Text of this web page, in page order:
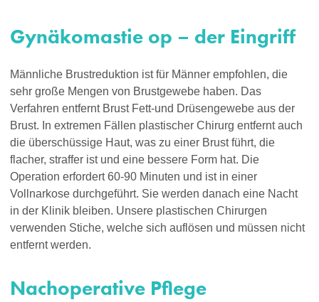
Gynäkomastie op – der Eingriff
Männliche Brustreduktion ist für Männer empfohlen, die
sehr große Mengen von Brustgewebe haben. Das
Verfahren entfernt Brust Fett-und Drüsengewebe aus der
Brust. In extremen Fällen plastischer Chirurg entfernt auch
die überschüssige Haut, was zu einer Brust führt, die
flacher, straffer ist und eine bessere Form hat. Die
Operation erfordert 60-90 Minuten und ist in einer
Vollnarkose durchgeführt. Sie werden danach eine Nacht
in der Klinik bleiben. Unsere plastischen Chirurgen
verwenden Stiche, welche sich auflösen und müssen nicht
entfernt werden.
Nachoperative Pflege